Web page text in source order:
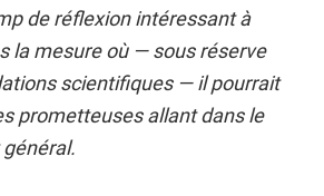
de réflexion intéressant à
la mesure où — sous réserve
scientifiques — il pourrait
prometteuses allant dans le
général.